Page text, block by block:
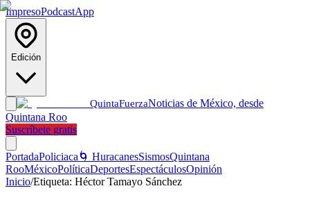
ImpresoPodcastApp
Edición
QuintaFuerzaNoticias de México, desde
Quintana Roo
Suscríbete gratis
PortadaPoliciaca 🌀 HuracanesSismosQuintana
RooMéxicoPolíticaDeportesEspectáculosOpinión
Inicio/Etiqueta: Héctor Tamayo Sánchez